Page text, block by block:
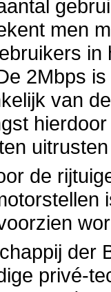
men
2Mbps
van
de
der
privé-